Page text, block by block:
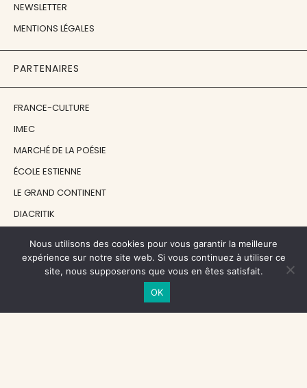
NEWSLETTER
MENTIONS LÉGALES
PARTENAIRES
FRANCE-CULTURE
IMEC
MARCHÉ DE LA POÉSIE
ÉCOLE ESTIENNE
LE GRAND CONTINENT
DIACRITIK
NOS SOUTIENS
CENTRE NATIONAL DU LIVRE
Nous utilisons des cookies pour vous garantir la meilleure
expérience sur notre site web. Si vous continuez à utiliser ce
site, nous supposerons que vous en êtes satisfait.
OK